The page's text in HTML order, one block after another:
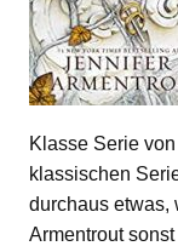
Klasse Serie
klassischen
durchaus etwas,
Armentrout